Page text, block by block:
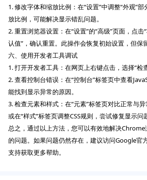
1. 修改字体和缩放比例：在“设置”中调整“外观”
放比例，可能解决显示错乱问题。
2. 重置浏览器设置：在“设置”的“高级”页面，点
认值”，确认重置。此操作会恢复初始设置，但保
六、使用开发者工具调试
1. 打开开发者工具：在网页上右键点击，选择“检
2. 查看控制台错误：在“控制台”标签页中查看
能找到显示异常的原因。
3. 检查元素和样式：在“元素”标签页对比正常与
或在“样式”标签页调整CSS规则，尝试修复显示问
总之，通过以上方法，您可以有效地解决
的问题。如果问题仍然存在，建议访问Google官
支持获取更多帮助。